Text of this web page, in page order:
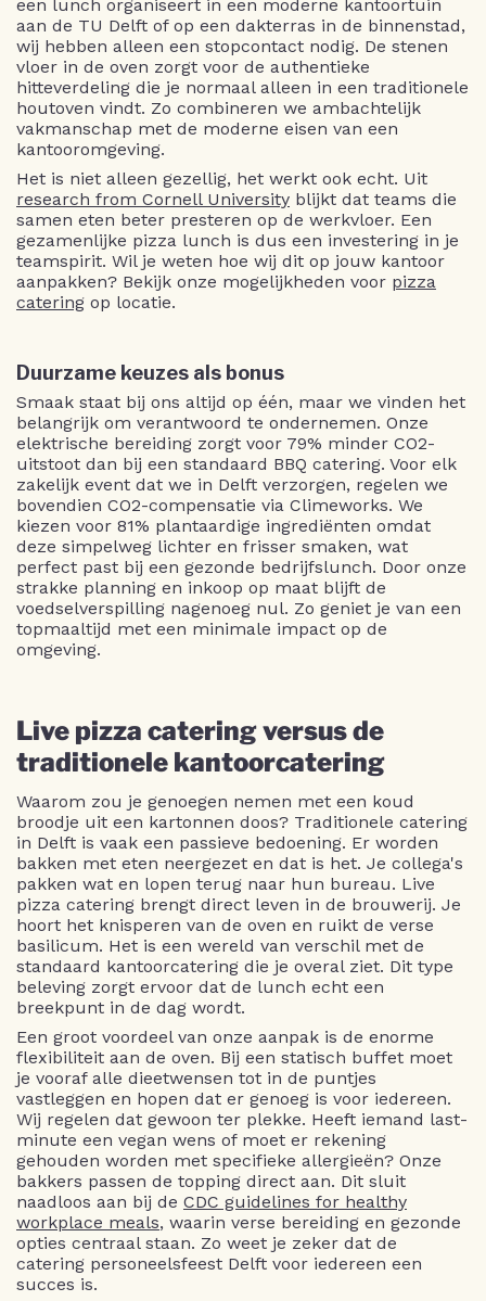
een lunch organiseert in een moderne kantoortuin
aan de TU Delft of op een dakterras in de binnenstad,
wij hebben alleen een stopcontact nodig. De stenen
vloer in de oven zorgt voor de authentieke
hitteverdeling die je normaal alleen in een traditionele
houtoven vindt. Zo combineren we ambachtelijk
vakmanschap met de moderne eisen van een
kantooromgeving.
Het is niet alleen gezellig, het werkt ook echt. Uit
research from Cornell University blijkt dat teams die
samen eten beter presteren op de werkvloer. Een
gezamenlijke pizza lunch is dus een investering in je
teamspirit. Wil je weten hoe wij dit op jouw kantoor
aanpakken? Bekijk onze mogelijkheden voor pizza
catering op locatie.
Duurzame keuzes als bonus
Smaak staat bij ons altijd op één, maar we vinden het
belangrijk om verantwoord te ondernemen. Onze
elektrische bereiding zorgt voor 79% minder CO2-
uitstoot dan bij een standaard BBQ catering. Voor elk
zakelijk event dat we in Delft verzorgen, regelen we
bovendien CO2-compensatie via Climeworks. We
kiezen voor 81% plantaardige ingrediënten omdat
deze simpelweg lichter en frisser smaken, wat
perfect past bij een gezonde bedrijfslunch. Door onze
strakke planning en inkoop op maat blijft de
voedselverspilling nagenoeg nul. Zo geniet je van een
topmaaltijd met een minimale impact op de
omgeving.
Live pizza catering versus de
traditionele kantoorcatering
Waarom zou je genoegen nemen met een koud
broodje uit een kartonnen doos? Traditionele catering
in Delft is vaak een passieve bedoening. Er worden
bakken met eten neergezet en dat is het. Je collega's
pakken wat en lopen terug naar hun bureau. Live
pizza catering brengt direct leven in de brouwerij. Je
hoort het knisperen van de oven en ruikt de verse
basilicum. Het is een wereld van verschil met de
standaard kantoorcatering die je overal ziet. Dit type
beleving zorgt ervoor dat de lunch echt een
breekpunt in de dag wordt.
Een groot voordeel van onze aanpak is de enorme
flexibiliteit aan de oven. Bij een statisch buffet moet
je vooraf alle dieetwensen tot in de puntjes
vastleggen en hopen dat er genoeg is voor iedereen.
Wij regelen dat gewoon ter plekke. Heeft iemand last-
minute een vegan wens of moet er rekening
gehouden worden met specifieke allergieën? Onze
bakkers passen de topping direct aan. Dit sluit
naadloos aan bij de CDC guidelines for healthy
workplace meals, waarin verse bereiding en gezonde
opties centraal staan. Zo weet je zeker dat de
catering personeelsfeest Delft voor iedereen een
succes is.